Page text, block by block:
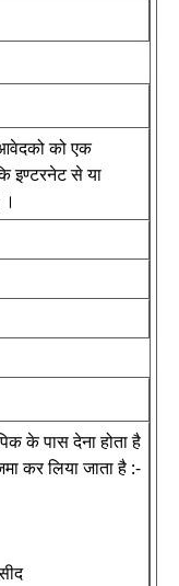
को एक
इण्टरनेट से या
के पास देना होता है
कर लिया जाता है :-